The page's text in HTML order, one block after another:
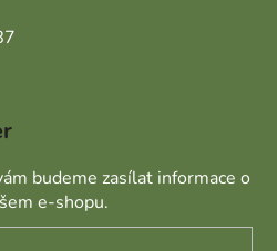
budeme zasílat informace o
e-shopu.